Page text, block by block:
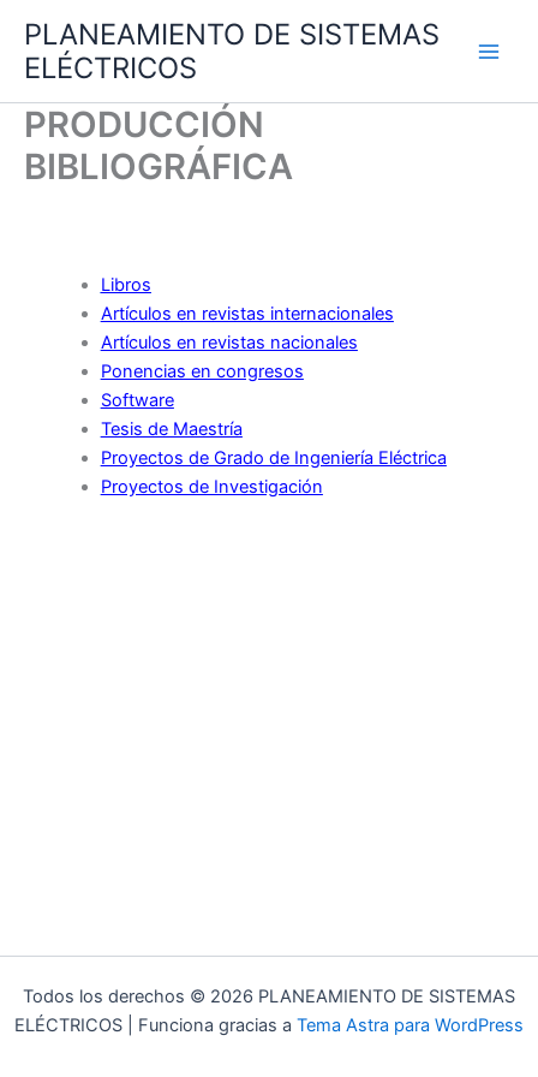
contenido
PLANEAMIENTO DE SISTEMAS
ELÉCTRICOS
PRODUCCIÓN
BIBLIOGRÁFICA
Libros
Artículos en revistas internacionales
Artículos en revistas nacionales
Ponencias en congresos
Software
Tesis de Maestría
Proyectos de Grado de Ingeniería Eléctrica
Proyectos de Investigación
Todos los derechos © 2026 PLANEAMIENTO DE SISTEMAS
ELÉCTRICOS | Funciona gracias a Tema Astra para WordPress